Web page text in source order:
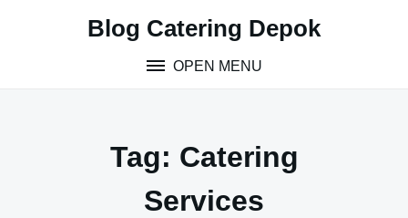
Blog Catering Depok
OPEN MENU
Tag: Catering
Services